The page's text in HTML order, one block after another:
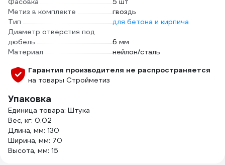
Метиз в комплекте
гвоздь
Тип
для бетона и кирпича
Диаметр отверстия под
дюбель
6 мм
Материал
нейлон/сталь
Гарантия производителя не распространяется
на товары Стройметиз
Упаковка
Единица товара: Штука
Вес, кг: 0.02
Длина, мм: 130
Ширина, мм: 70
Высота, мм: 15